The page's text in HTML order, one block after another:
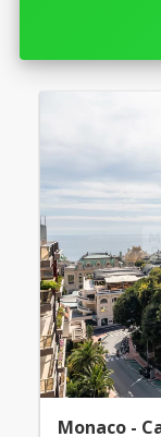
Monaco -